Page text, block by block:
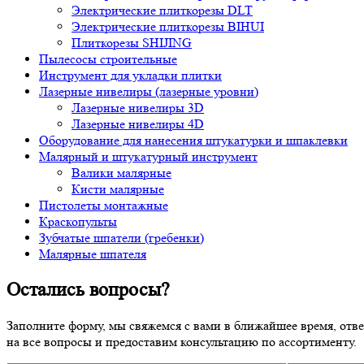
Электрические плиткорезы DLT
Электрические плиткорезы BIHUI
Плиткорезы SHIJING
Пылесосы строительные
Инструмент для укладки плитки
Лазерные нивелиры (лазерные уровни)
Лазерные нивелиры 3D
Лазерные нивелиры 4D
Оборудование для нанесения штукатурки и шпаклевки
Малярный и штукатурный инструмент
Валики малярные
Кисти малярные
Пистолеты монтажные
Краскопульты
Зубчатые шпатели (гребенки)
Малярные шпателя
Остались вопросы?
Заполните форму, мы свяжемся с вами в ближайшее время,
на все вопросы и предоставим консультацию по ассортименту.